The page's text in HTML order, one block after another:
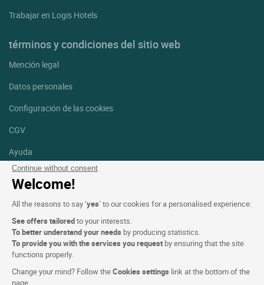
Continue without consent
Welcome!
All the reasons to say ‘yes’ to our cookies for a personalised experience:
See offers tailoredto your interests.
To better understand your needs by producing statistics.
To provide you with the services you request by ensuring that the site
functions properly.
Change your mind? Follow theCookies settings link at the bottom of the
page.
Trabajar en Logis Hotels
términos y condiciones del sitio web
Mención legal
Datos personales
Configuración de las cookies
CGV
Ayuda
Mapa del sitio
fotografías
Síguenos
Facebook
Instagram
Linkedin